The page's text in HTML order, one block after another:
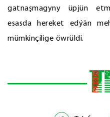
gatnaşmagyny üpjün
esasda hereket edýän
mümkinçilige öwrüldi.